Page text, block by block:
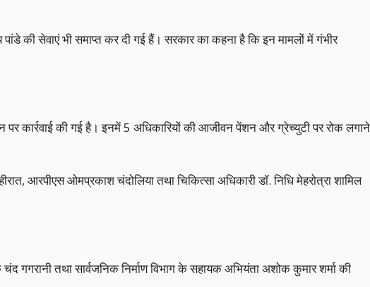
की सेवाएं भी समाप्त कर दी गई हैं। सरकार का कहना है कि इन मामलों में गंभीर
पर कार्रवाई की गई है। इनमें 5 अधिकारियों की आजीवन पेंशन और ग्रेच्युटी पर रोक लगाने
आरपीएस ओमप्रकाश चंदोलिया तथा चिकित्सा अधिकारी डॉ. निधि मेहरोत्रा शामिल
गगरानी तथा सार्वजनिक निर्माण विभाग के सहायक अभियंता अशोक कुमार शर्मा की